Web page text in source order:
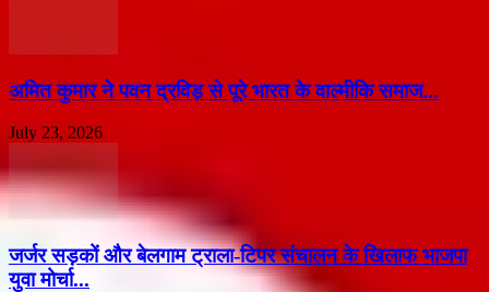
अमित कुमार ने पवन द्रविड़ से पूरे भारत के वाल्मीकि समाज...
July 23, 2026
जर्जर सड़कों और बेलगाम ट्राला-टिपर संचालन के खिलाफ भाजपा
युवा मोर्चा...